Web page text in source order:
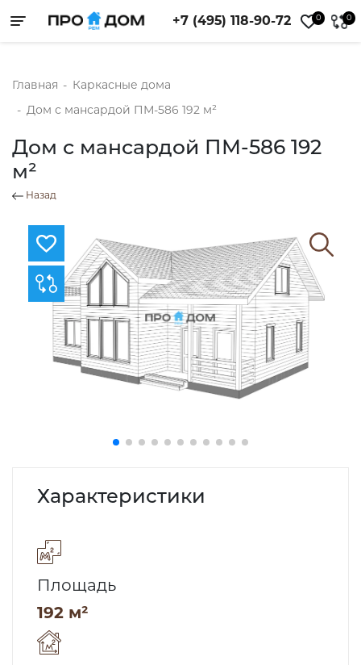
Toggle navigation +7 (495) 118-90-72 0 0
Главная - Каркасные дома
- Дом с мансардой ПМ-586 192 м²
Дом с мансардой ПМ-586 192
м²
Назад
Характеристики
Площадь
192 м²